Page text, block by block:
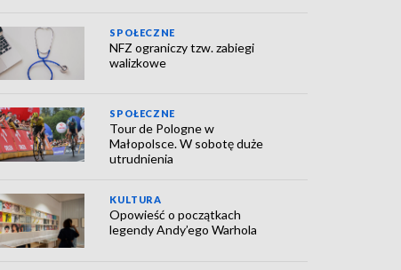
SPOŁECZNE
NFZ ograniczy tzw. zabiegi
walizkowe
SPOŁECZNE
Tour de Pologne w
Małopolsce. W sobotę duże
utrudnienia
KULTURA
Opowieść o początkach
legendy Andy’ego Warhola